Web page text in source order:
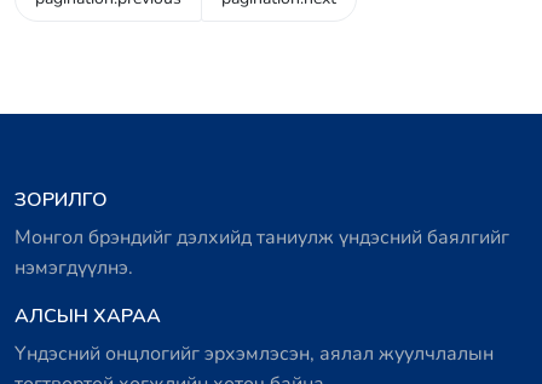
ЗОРИЛГО
Монгол брэндийг дэлхийд таниулж үндэсний баялгийг
нэмэгдүүлнэ.
АЛСЫН ХАРАА
Үндэсний онцлогийг эрхэмлэсэн, аялал жуулчлалын